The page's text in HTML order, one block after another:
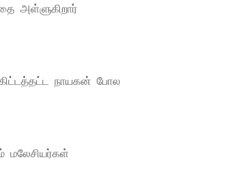
அள்ளுகிறார்
நாயகன் போல
மலேசியர்கள்